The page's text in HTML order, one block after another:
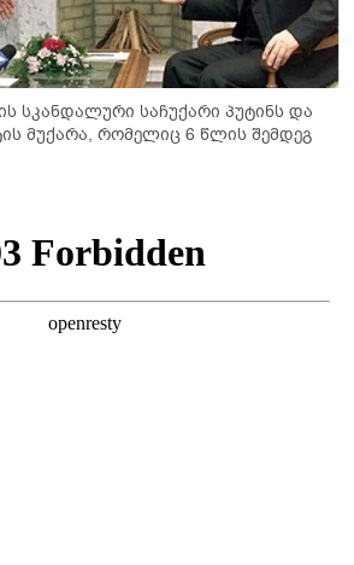
სკანდალური საჩუქარი პუტინს და
მუქარა, რომელიც 6 წლის შემდეგ